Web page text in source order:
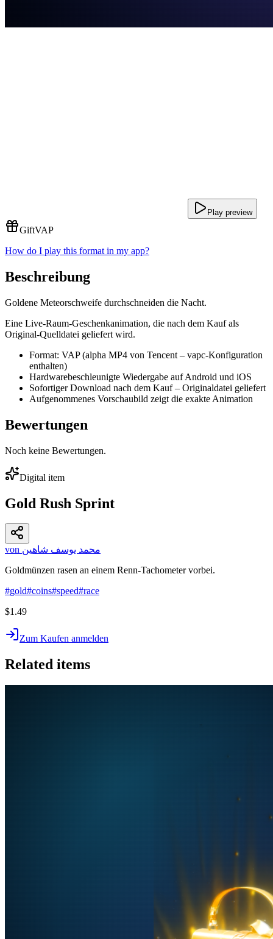
Play preview
GiftVAP
How do I play this format in my app?
Beschreibung
Goldene Meteorschweife durchschneiden die Nacht.
Eine Live-Raum-Geschenkanimation, die nach dem Kauf als
Original-Quelldatei geliefert wird.
Format: VAP (alpha MP4 von Tencent – vapc-Konfiguration
enthalten)
Hardwarebeschleunigte Wiedergabe auf Android und iOS
Sofortiger Download nach dem Kauf – Originaldatei geliefert
Aufgenommenes Vorschaubild zeigt die exakte Animation
Bewertungen
Noch keine Bewertungen.
Digital item
Gold Rush Sprint
von محمد يوسف شاهين
Goldmünzen rasen an einem Renn-Tachometer vorbei.
#gold#coins#speed#race
$1.49
Zum Kaufen anmelden
Related items